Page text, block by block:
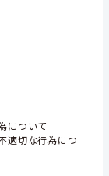
について
適切な行為につ